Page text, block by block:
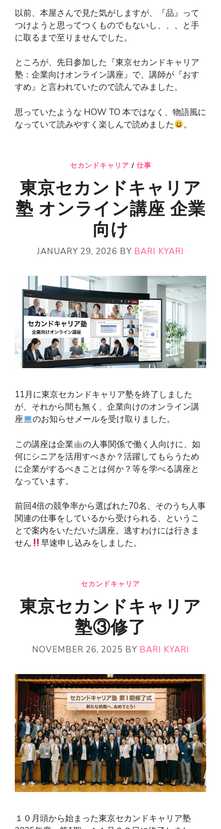
以前、本屋さんで見た気がしますが、『品』って
つけようと思ってつくものでもないし、、、と手
に取るまで至りませんでした。
ところが、先日参加した『東京セカンドキャリア
塾：企業向けオンライン講座』で、講師が『おす
すめ』と言われていたので読んでみました。
思っていたような HOW TO 本ではなく、物語風に
なっていて読みやすく楽しんで読めました
。
セカンドキャリア / 仕事
東京セカンドキャリア
塾 オンライン講座 企業
向け
JANUARY 29, 2026 BY BARI KYARI
11月に東京セカンドキャリア塾を終了しました
が、それから間も無く、企業向けのオンライン講
座
のお知らせメールを受け取りました。
この講座は企業
の人事関係で働く人向けに、如
何にシニアを活用すべきか？活躍してもらうため
に企業がするべきことは何か？等を学べる講座と
なっています。
前回4倍の競争率から選ばれた70名、そのうち人事
関連の仕事をしているから受けられる、というこ
とで案内をいただいた講座。逃すわけには行きま
せん
早速申し込みをしました。
セカンドキャリア
東京セカンドキャリア
塾③修了
NOVEMBER 26, 2025 BY BARI KYARI
１０月頭から始まった東京セカンドキャリア塾